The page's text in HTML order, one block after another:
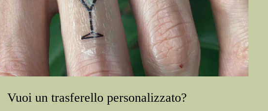
Vuoi un trasferello personalizzato?